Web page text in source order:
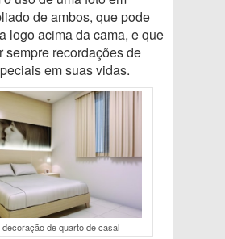
de ambos, que pode
logo acima da cama, e que
sempre recordações de
em suas vidas.
decoração de quarto de casal